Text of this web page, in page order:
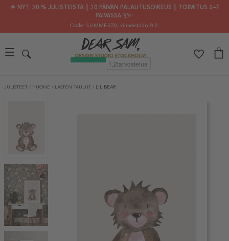
🌟 NYT: 30 % JULISTEISTA ┃ 30 PÄIVÄN PALAUTUSOIKEUS ┃ TOIMITUS 2–7
PÄIVÄSSÄ 📦✨
Code: SUMMER30, viimeistään 8.8.
JULISTEET / HUONE / LASTEN TAULUT / LIL BEAR